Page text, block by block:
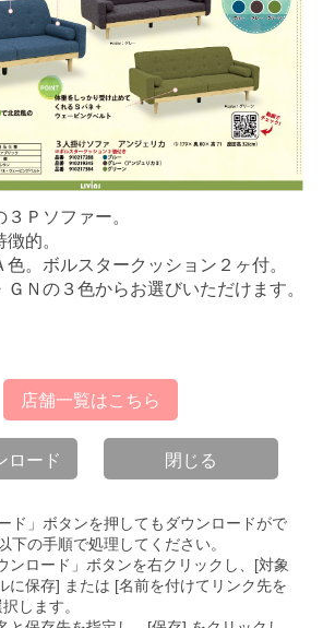
Ｐソファー。
的。
。ボルスタークッション２ヶ付。
Ｎの３色からお選びいただけます。
店舗一覧はこちら
ロード 閉じる
ド」ボタンを押してもダウンロードがで
下の手順で処理してください。
ンロード」ボタンを右クリックし、[対象
に保存] または [名前を付けてリンク先を
します。